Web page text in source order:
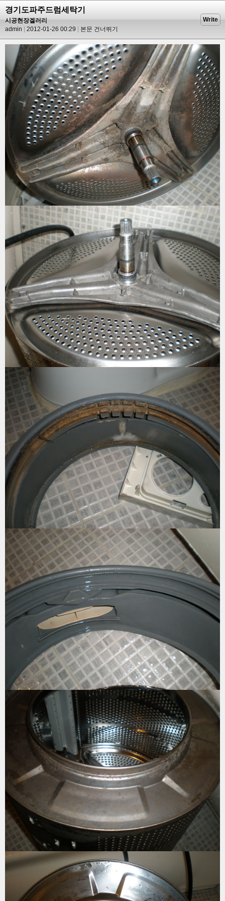
경기도파주드럼세탁기
시공현장겔러리
admin
2012-01-26 00:29 본문 건너뛰기
Write